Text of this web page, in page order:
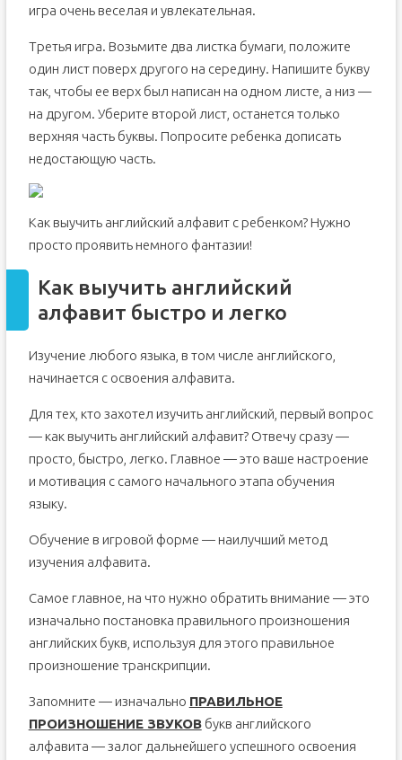
игра очень веселая и увлекательная.
Третья игра. Возьмите два листка бумаги, положите
один лист поверх другого на середину. Напишите букву
так, чтобы ее верх был написан на одном листе, а низ —
на другом. Уберите второй лист, останется только
верхняя часть буквы. Попросите ребенка дописать
недостающую часть.
Как выучить английский алфавит с ребенком? Нужно
просто проявить немного фантазии!
Как выучить английский
алфавит быстро и легко
Изучение любого языка, в том числе английского,
начинается с освоения алфавита.
Для тех, кто захотел изучить английский, первый вопрос
— как выучить английский алфавит? Отвечу сразу —
просто, быстро, легко. Главное — это ваше настроение
и мотивация с самого начального этапа обучения
языку.
Обучение в игровой форме — наилучший метод
изучения алфавита.
Самое главное, на что нужно обратить внимание — это
изначально постановка правильного произношения
английских букв, используя для этого правильное
произношение транскрипции.
Запомните — изначально ПРАВИЛЬНОЕ
ПРОИЗНОШЕНИЕ ЗВУКОВбукв английского
алфавита — залог дальнейшего успешного освоения